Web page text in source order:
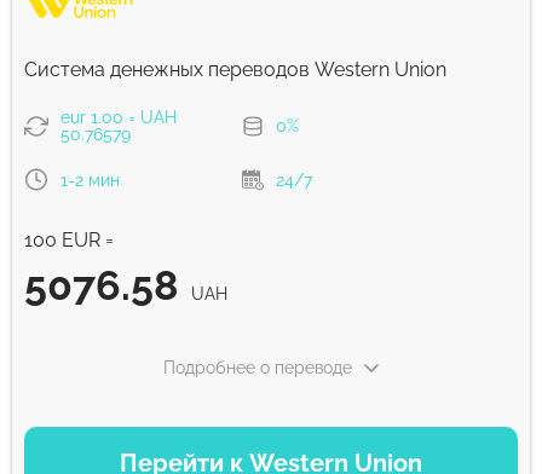
Система денежных переводов Western Union
eur 1.00 = UAH
50.76579
0%
1-2 мин 24/7
100 EUR =
5076.58 UAH
Перейти к Western Union
Подробнее о переводе
ВАРИАНТЫ ОПЛАТЫ